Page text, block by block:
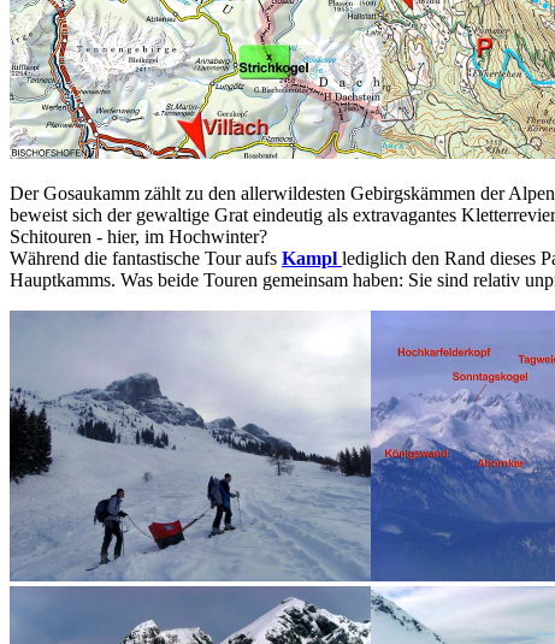
Der Gosaukamm zählt zu den allerwildesten Gebirgskämmen der
beweist sich der gewaltige Grat eindeutig als extravagantes
Schitouren - hier, im Hochwinter?
Während die fantastische Tour aufs Kampl lediglich den Rand dieses
Hauptkamms. Was beide Touren gemeinsam haben: Sie sind relativ